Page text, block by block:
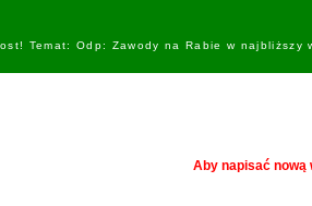
Temat: Odp: Zawody na Rabie w
Aby napisać nową